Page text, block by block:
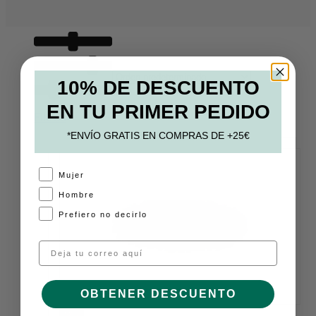
Filtros
10% DE DESCUENTO
EN TU PRIMER PEDIDO
*ENVÍO GRATIS EN COMPRAS DE +25€
A Mujer
Hombre
Prefiero no decirlo
Email
OBTENER DESCUENTO